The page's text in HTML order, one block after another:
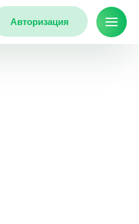
Авторизация